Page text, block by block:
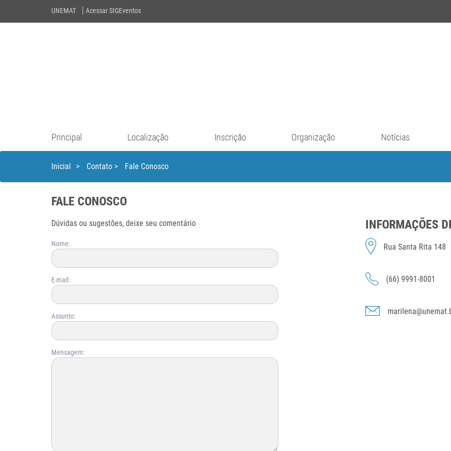
UNEMAT Acessar SIGEventos
Principal Localização Inscrição Organização Notícias
Inicial > Contato > Fale Conosco
FALE CONOSCO
Dúvidas ou sugestões, deixe seu comentário
Nome:
E-mail:
Assunto:
Mensagem:
INFORMAÇÕES
Rua Santa Rita 148
(66) 9991-8001